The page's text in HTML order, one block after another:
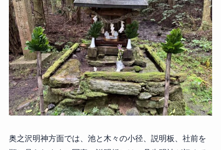
奥之沢明神方面では、池と木々の小径、説明板、社前を